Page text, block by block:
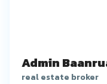
Admin
real estate broker